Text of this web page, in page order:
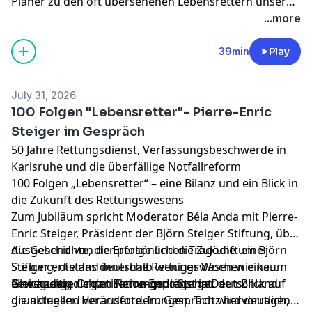
...more
39min Play
July 31, 2026
100 Folgen "Lebensretter"- Pierre-Enric
Steiger im Gespräch
50 Jahre Rettungsdienst, Verfassungsbeschwerde in
Karlsruhe und die überfällige Notfallreform
100 Folgen „Lebensretter“ – eine Bilanz und ein Blick in
die Zukunft des Rettungswesens
Zum Jubiläum spricht Moderator Béla Anda mit Pierre-
Enric Steiger, Präsident der Björn Steiger Stiftung, über
die Geschichte, die Erfolge und die Zukunft einer
Stiftung, die das deutsche Rettungswesen wie kaum
eine andere Organisation geprägt hat.
Ausgehend von der persönlichen Tragödie um Björn
Steiger entstand innerhalb weniger Wochen eine
Bewegung, die den Rettungsdienst in Deutschland
grundlegend veränderte. Im Gespräch wird deutlich,
Gleichzeitig richtet Pierre-Enric Steiger den Blick auf
die aktuellen Herausforderungen. Trotz hervorragend